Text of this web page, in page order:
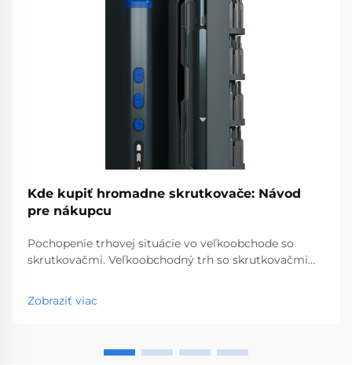
Kde kupiť hromadne skrutkovače: Návod
pre nákupcu
Pochopenie trhovej situácie vo veľkoobchode so
skrutkovačmi. Veľkoobchodný trh so skrutkovačmi
nástrojov, ktorý obsluhuje podniky od obchodov so
stavebninami až po stavebné spoločnosti. S
Zobraziť viac